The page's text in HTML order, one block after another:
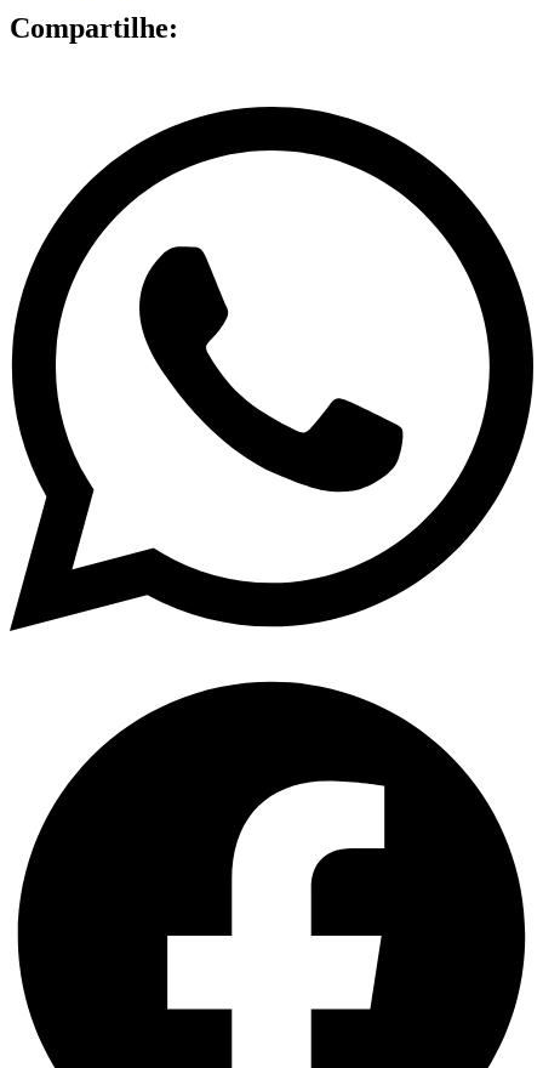
Compartilhe: